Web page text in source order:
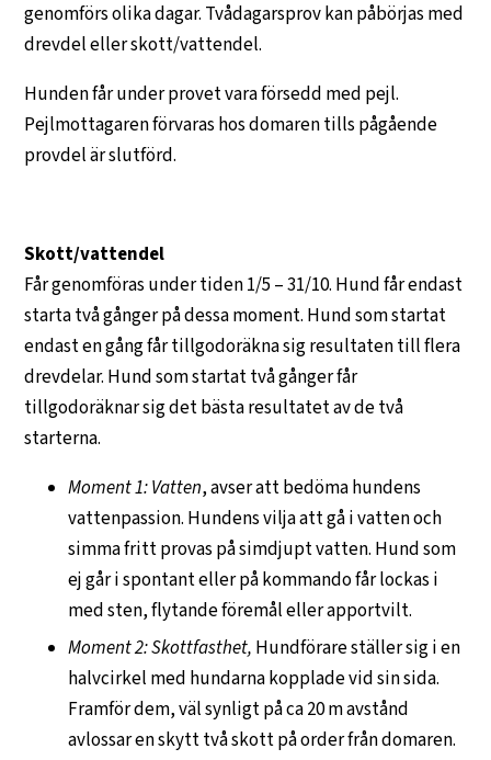
genomförs olika dagar. Tvådagarsprov kan påbörjas med
drevdel eller skott/vattendel.
Hunden får under provet vara försedd med pejl.
Pejlmottagaren förvaras hos domaren tills pågående
provdel är slutförd.
Skott/vattendel
Får genomföras under tiden 1/5 – 31/10. Hund får endast
starta två gånger på dessa moment. Hund som startat
endast en gång får tillgodoräkna sig resultaten till flera
drevdelar. Hund som startat två gånger får
tillgodoräknar sig det bästa resultatet av de två
starterna.
Moment 1: Vatten, avser att bedöma hundens
vattenpassion. Hundens vilja att gå i vatten och
simma fritt provas på simdjupt vatten. Hund som
ej går i spontant eller på kommando får lockas i
med sten, flytande föremål eller apportvilt.
Moment 2: Skottfasthet, Hundförare ställer sig i en
halvcirkel med hundarna kopplade vid sin sida.
Framför dem, väl synligt på ca 20 m avstånd
avlossar en skytt två skott på order från domaren.